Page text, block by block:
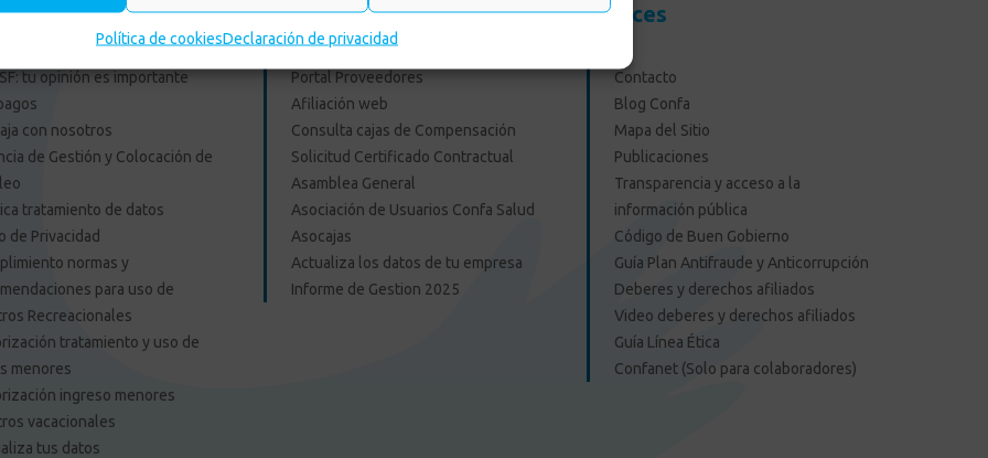
Política de cookiesDeclaración de privacidad
Externos Personas
tu opinión es importante
con nosotros
de Gestión y Colocación de
tratamiento de datos
de Privacidad
normas y
para uso de
Recreacionales
tratamiento y uso de
menores
ingreso menores
vacacionales
tus datos
Enlace Externos Empresas
Portal Proveedores
Afiliación web
Consulta cajas de Compensación
Solicitud Certificado Contractual
Asamblea General
Asociación de Usuarios Confa Salud
Asocajas
Actualiza los datos de tu empresa
Informe de Gestion 2025
Enlaces
Contacto
Blog Confa
Mapa del Sitio
Publicaciones
Transparencia y acceso a la
información pública
Código de Buen Gobierno
Guía Plan Antifraude y Anticorrupción
Deberes y derechos afiliados
Video deberes y derechos afiliados
Guía Línea Ética
Confanet (Solo para colaboradores)